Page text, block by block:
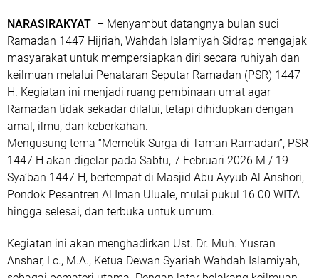
NARASIRAKYAT – Menyambut datangnya bulan suci
Ramadan 1447 Hijriah, Wahdah Islamiyah Sidrap mengajak
masyarakat untuk mempersiapkan diri secara ruhiyah dan
keilmuan melalui Penataran Seputar Ramadan (PSR) 1447
H. Kegiatan ini menjadi ruang pembinaan umat agar
Ramadan tidak sekadar dilalui, tetapi dihidupkan dengan
amal, ilmu, dan keberkahan.
Mengusung tema “Memetik Surga di Taman Ramadan”, PSR
1447 H akan digelar pada Sabtu, 7 Februari 2026 M / 19
Sya’ban 1447 H, bertempat di Masjid Abu Ayyub Al Anshori,
Pondok Pesantren Al Iman Uluale, mulai pukul 16.00 WITA
hingga selesai, dan terbuka untuk umum.
Kegiatan ini akan menghadirkan Ust. Dr. Muh. Yusran
Anshar, Lc., M.A., Ketua Dewan Syariah Wahdah Islamiyah,